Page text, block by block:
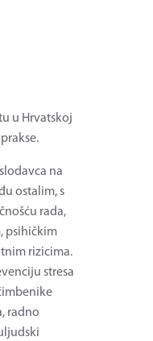
u Hrvatskoj
na
ostalim, s
rada,
psihičkim
rizicima.
stresa
radno